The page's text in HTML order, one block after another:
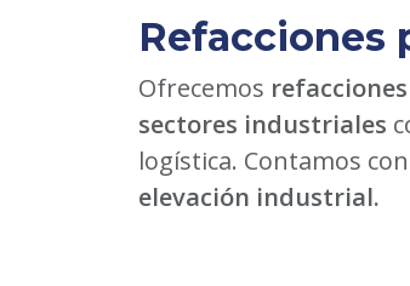
Refacciones
Ofrecemos
sectores industriales
logística. Contamos
elevación industrial.